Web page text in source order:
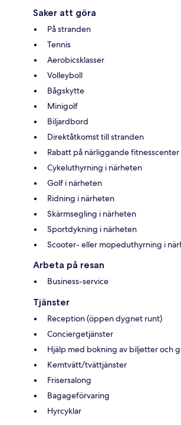
Saker att göra
På stranden
Tennis
Aerobicsklasser
Volleyboll
Bågskytte
Minigolf
Biljardbord
Direktåtkomst till stranden
Rabatt på närliggande fitnesscenter
Cykeluthyrning i närheten
Golf i närheten
Ridning i närheten
Skärmsegling i närheten
Sportdykning i närheten
Scooter- eller mopeduthyrning i
Arbeta på resan
Business-service
Tjänster
Reception (öppen dygnet runt)
Conciergetjänster
Hjälp med bokning av biljetter och
Kemtvätt/tvättjänster
Frisersalong
Bagageförvaring
Hyrcyklar